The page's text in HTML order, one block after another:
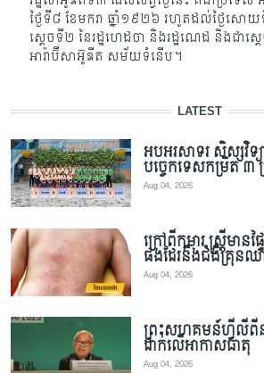
ថ្ងៃទី៨ ខែមករា ឆ្នាំ​១៩២៦ រហូតដល់ថ្ងៃសោយទី
ស្តេច​ទី​២ នៃរដ្ឋហេដចា និងរដ្ឋណេដ និង​ជា​ស្
អារ៉ាប៊ីសាអ៊ូឌីត សម័យទំនើប។
LATEST
អបអរសាទរ សិស្សវិទ្
បច្ចេកទេសកម្រិត
Aug 04, 2026
ក្រៅពីកុមារ ស្ត្រីមានផ្
ផងដែរនឹងជំងឺគ្រុន
Aug 04, 2026
ព្រះសហគមន៍ហ្វីលីពី
ដាក់លើអាកាសធាតុ
Aug 04, 2026